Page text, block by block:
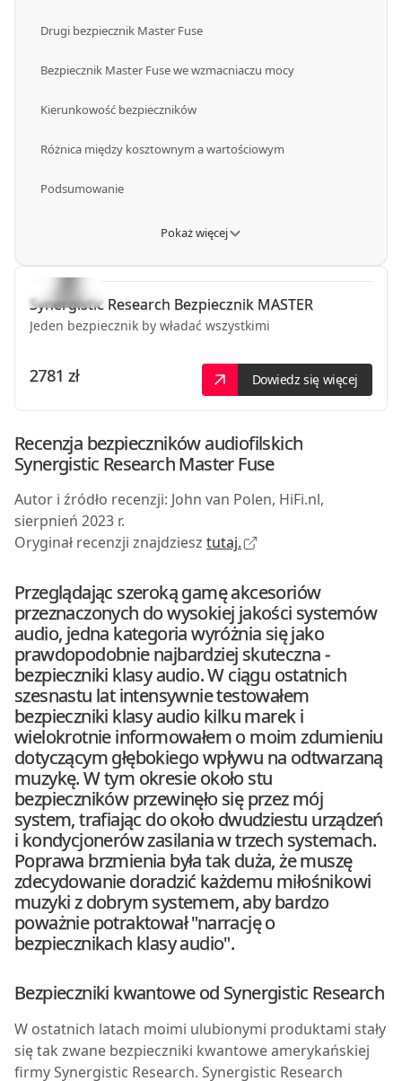
Drugi bezpiecznik Master Fuse
Bezpiecznik Master Fuse we wzmacniaczu mocy
Kierunkowość bezpieczników
Różnica między kosztownym a wartościowym
Podsumowanie
Pokaż więcej
Synergistic Research Bezpiecznik MASTER
Jeden bezpiecznik by władać wszystkimi
2781 zł Dowiedz się więcej
Recenzja bezpieczników audiofilskich
Synergistic ResearchMaster Fuse
Autor i źródło recenzji: John van Polen, HiFi.nl,
sierpnień 2023 r.
Oryginał recenzji znajdziesz tutaj.
Przeglądając szeroką gamę akcesoriów
przeznaczonych do wysokiej jakości systemów
audio, jedna kategoria wyróżnia się jako
prawdopodobnie najbardziej skuteczna -
bezpieczniki klasy audio. W ciągu ostatnich
szesnastu lat intensywnie testowałem
bezpieczniki klasy audio kilku marek i
wielokrotnie informowałem o moim zdumieniu
dotyczącym głębokiego wpływu na odtwarzaną
muzykę. W tym okresie około stu
bezpieczników przewinęło się przez mój
system, trafiając do około dwudziestu urządzeń
i kondycjonerów zasilania w trzech systemach.
Poprawa brzmienia była tak duża, że muszę
zdecydowanie doradzić każdemu miłośnikowi
muzyki z dobrym systemem, aby bardzo
poważnie potraktował "narrację o
bezpiecznikach klasy audio".
Bezpieczniki kwantowe od Synergistic Research
W ostatnich latach moimi ulubionymi produktami stały
się tak zwane bezpieczniki kwantowe amerykańskiej
firmy Synergistic Research. Synergistic Research